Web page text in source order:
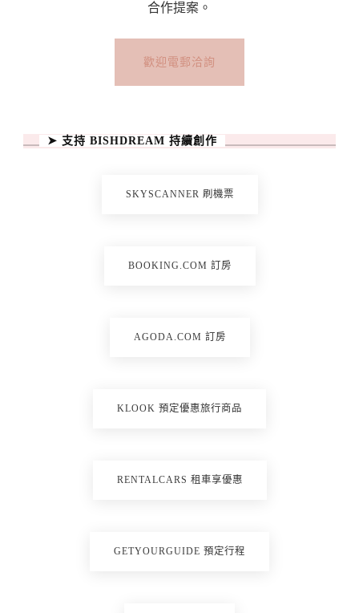
合作提案。
歡迎電郵洽詢
➤ 支持 BISHDREAM 持續創作
SKYSCANNER 刷機票
BOOKING.COM 訂房
AGODA.COM 訂房
KLOOK 預定優惠旅行商品
RENTALCARS 租車享優惠
GETYOURGUIDE 預定行程